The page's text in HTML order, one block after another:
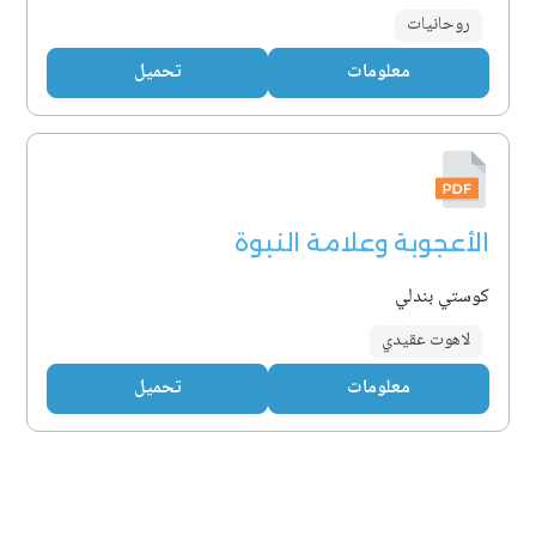
روحانيات
معلومات تحميل
الأعجوبة وعلامة النبوة
كوستي بندلي
لاهوت عقيدي
معلومات تحميل